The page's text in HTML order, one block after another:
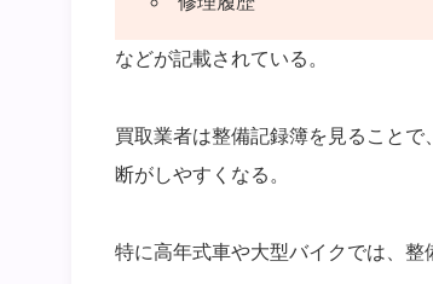
などが記載されている。
買取業者は整備記録簿を見ること
断がしやすくなる。
特に高年式車や大型バイクでは、整